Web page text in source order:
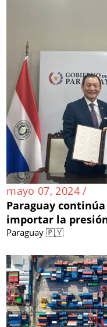
mayo 07, 2024 /
Paraguay
importar la
Paraguay 🇵🇾